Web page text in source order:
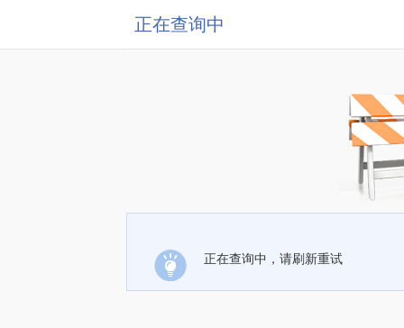
正在查询中
正在查询中，请刷新重试